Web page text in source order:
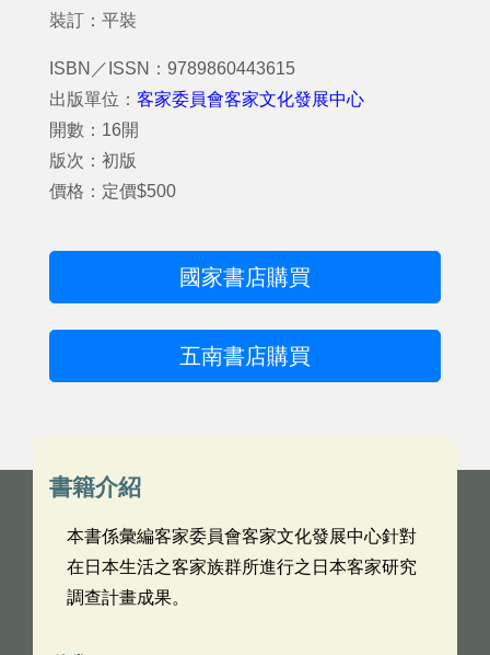
裝訂：平裝
ISBN／ISSN：9789860443615
出版單位： 客家委員會客家文化發展中心
開數：16開
版次：初版
價格：定價$500
國家書店購買
五南書店購買
書籍介紹
本書係彙編客家委員會客家文化發展中心針對
在日本生活之客家族群所進行之日本客家研究
調查計畫成果。